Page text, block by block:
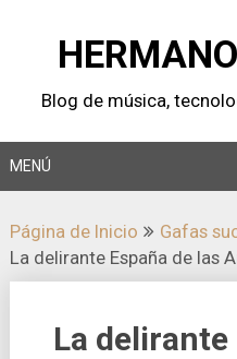
contenido
Blog de música,
MENÚ
Página de Inicio
Gafas
La delirante España de las
La delirante